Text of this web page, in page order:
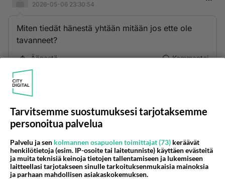
2026-05-06 23:30:54
Miten tiedät hänestä yhtään mitään jos ette ole
tavanneet?
Äänestä Kommentoi
En tiedäkään. Uskon ja toivon, se riittää tällä
hetkellä, että juuri hän tulee vielä minua vastaan.
Äänestä Kommentoi
Tarvitsemme suostumuksesi tarjotaksemme
personoitua palvelua
Palvelu ja sen kolmannen osapuolen toimittajat (73) keräävät
henkilötietoja (esim. IP-osoite tai laitetunniste) käyttäen evästeitä
ja muita teknisiä keinoja tietojen tallentamiseen ja lukemiseen
laitteellasi tarjotakseen sinulle tarkoituksenmukaisia mainoksia
ja parhaan mahdollisen asiakaskokemuksen.